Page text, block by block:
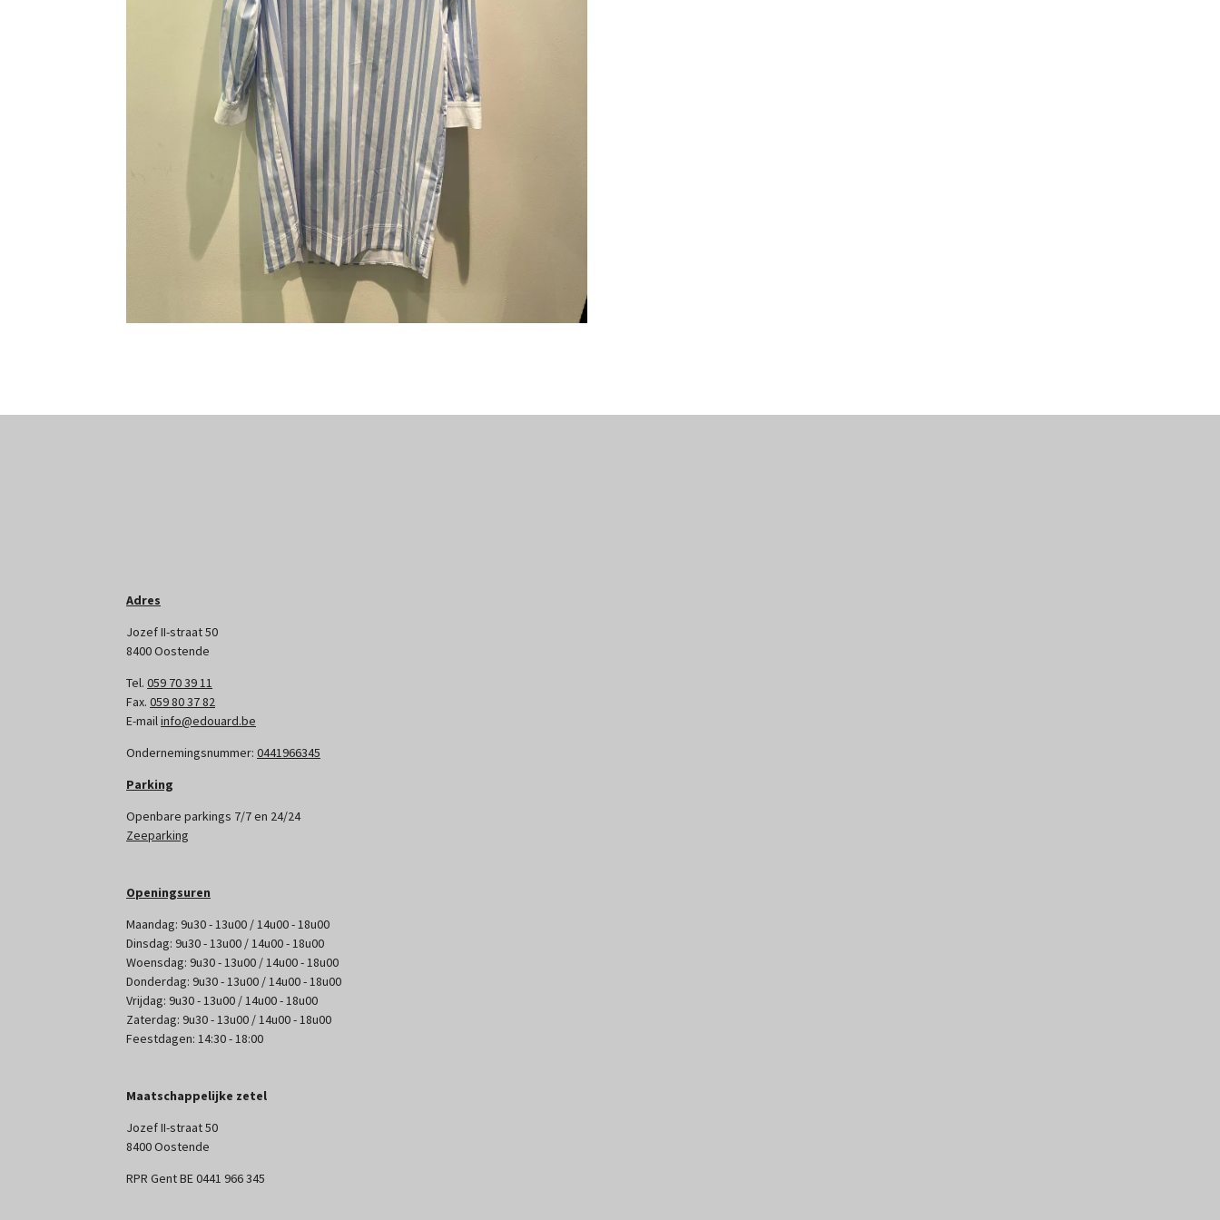
Adres
Jozef II-straat 50
8400 Oostende
Tel. 059 70 39 11
Fax. 059 80 37 82
E-mailinfo@edouard.be
Ondernemingsnummer: 0441966345
Parking
Openbare parkings 7/7 en 24/24
Zeeparking
Openingsuren
Maandag: 9u30 - 13u00 / 14u00 - 18u00
Dinsdag: 9u30 - 13u00 / 14u00 - 18u00
Woensdag: 9u30 - 13u00 / 14u00 - 18u00
Donderdag: 9u30 - 13u00 / 14u00 - 18u00
Vrijdag: 9u30 - 13u00 / 14u00 - 18u00
Zaterdag: 9u30 - 13u00 / 14u00 - 18u00
Feestdagen: 14:30 - 18:00
Maatschappelijke zetel
Jozef II-straat 50
8400 Oostende
RPR Gent BE 0441 966 345